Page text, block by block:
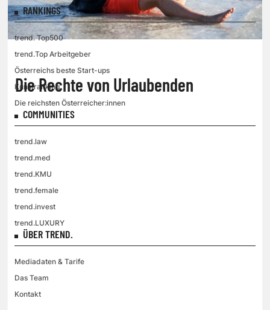
Die Rechte von Urlaubenden
RANKINGS
trend. Top500
trend.Top Arbeitgeber
Österreichs beste Start-ups
Kunstranking
Die reichsten Österreicher:innen
COMMUNITIES
trend.law
trend.med
trend.KMU
trend.female
trend.invest
trend.LUXURY
ÜBER TREND.
Mediadaten & Tarife
Das Team
Kontakt